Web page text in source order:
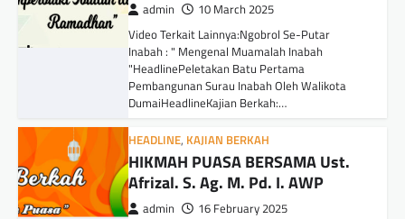
admin 10 March 2025
Video Terkait Lainnya:Ngobrol Se-Putar
Inabah : " Mengenal Muamalah Inabah
"HeadlinePeletakan Batu Pertama
Pembangunan Surau Inabah Oleh Walikota
DumaiHeadlineKajian Berkah:…
HEADLINE, KAJIAN BERKAH
HIKMAH PUASA BERSAMA Ust.
Afrizal. S. Ag. M. Pd. I. AWP
admin 16 February 2025